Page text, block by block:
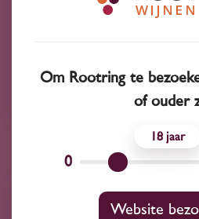
33 30
Francis Ford
Om Rootring te
of ouder
0
18
Website